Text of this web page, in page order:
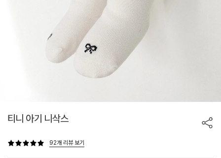
티니 아기 니삭스
92개 리뷰 보기